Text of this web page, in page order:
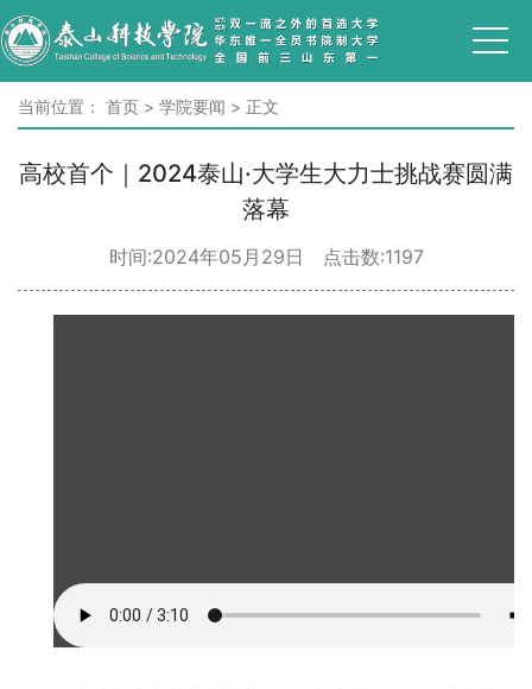
当前位置： 首页 > 学院要闻 > 正文
高校首个｜2024泰山·大学生大力士挑战赛圆满
落幕
时间:2024年05月29日 点击数:1197